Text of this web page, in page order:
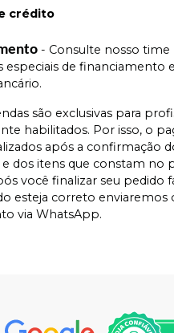
crédito
- Consulte nosso time
especiais de financiamento
são exclusivas para
habilitados. Por isso, o
após a confirmação
e dos itens que constam no
você finalizar seu pedido
esteja correto enviaremos
via WhatsApp.